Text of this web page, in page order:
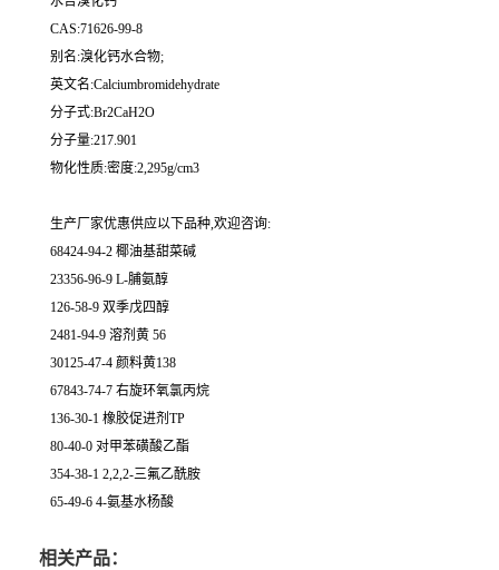
CAS:71626-99-8
别名:溴化钙水合物;
英文名:Calciumbromidehydrate
分子式:Br2CaH2O
分子量:217.901
物化性质:密度:2,295g/cm3
生产厂家优惠供应以下品种,欢迎咨询:
68424-94-2 椰油基甜菜碱
23356-96-9 L-脯氨醇
126-58-9 双季戊四醇
2481-94-9 溶剂黄 56
30125-47-4 颜料黄138
67843-74-7 右旋环氧氯丙烷
136-30-1 橡胶促进剂TP
80-40-0 对甲苯磺酸乙酯
354-38-1 2,2,2-三氟乙酰胺
65-49-6 4-氨基水杨酸
相关产品：